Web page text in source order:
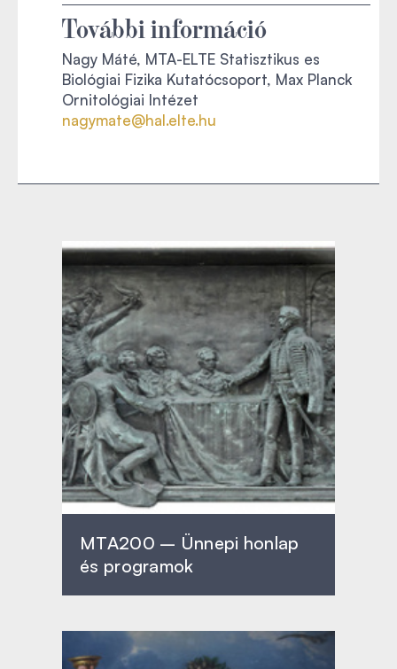
További információ
Nagy Máté, MTA-ELTE Statisztikus es
Biológiai Fizika Kutatócsoport, Max Planck
Ornitológiai Intézet
nagymate@hal.elte.hu
MTA200 – Ünnepi honlap
és programok